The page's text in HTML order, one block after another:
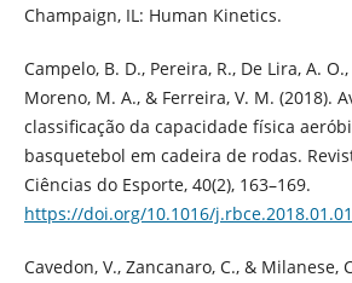
Champaign, IL: Human Kinetics.
Campelo, B. D., Pereira, R., De Lira, A.
Moreno, M. A., & Ferreira, V. M. (2018).
classificação da capacidade física
basquetebol em cadeira de rodas.
Ciências do Esporte, 40(2), 163–169.
https://doi.org/10.1016/
Cavedon, V., Zancanaro, C., & Milanese,